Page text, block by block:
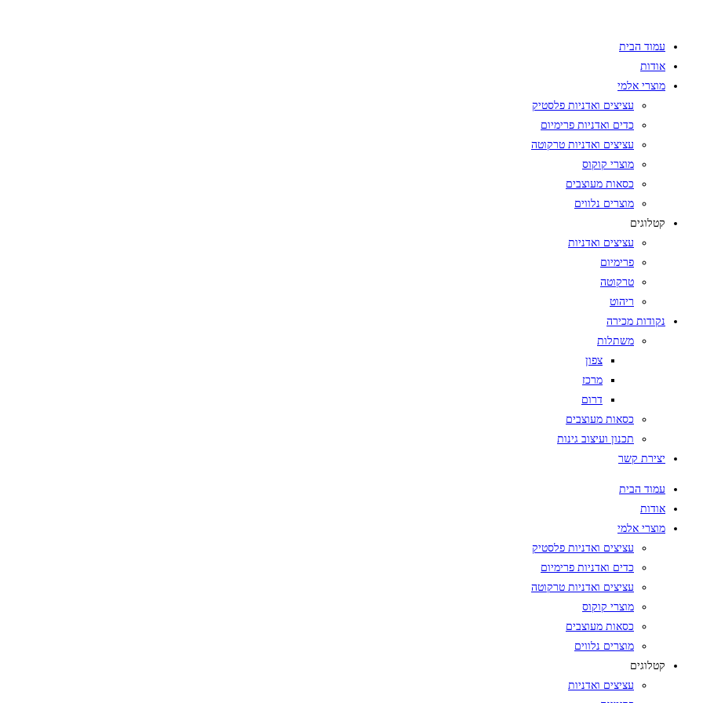
עמוד הבית
אודות
מוצרי אלמי
עציצים ואדניות פלסטיק
כדים ואדניות פרימיום
עציצים ואדניות טרקוטה
מוצרי קוקוס
כסאות מעוצבים
מוצרים נלווים
קטלוגים
עציצים ואדניות
פרימיום
טרקוטה
ריהוט
נקודות מכירה
משתלות
צפון
מרכז
דרום
כסאות מעוצבים
תכנון ועיצוב גינות
יצירת קשר
עמוד הבית
אודות
מוצרי אלמי
עציצים ואדניות פלסטיק
כדים ואדניות פרימיום
עציצים ואדניות טרקוטה
מוצרי קוקוס
כסאות מעוצבים
מוצרים נלווים
קטלוגים
עציצים ואדניות